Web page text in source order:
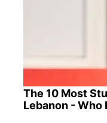
The 10 Most
Lebanon - Who